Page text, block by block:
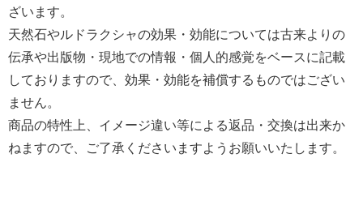
ざいます。
天然石やルドラクシャの効果・効能については古来よりの
伝承や出版物・現地での情報・個人的感覚をベースに記載
しておりますので、効果・効能を補償するものではござい
ません。
商品の特性上、イメージ違い等による返品・交換は出来か
ねますので、ご了承くださいますようお願いいたします。